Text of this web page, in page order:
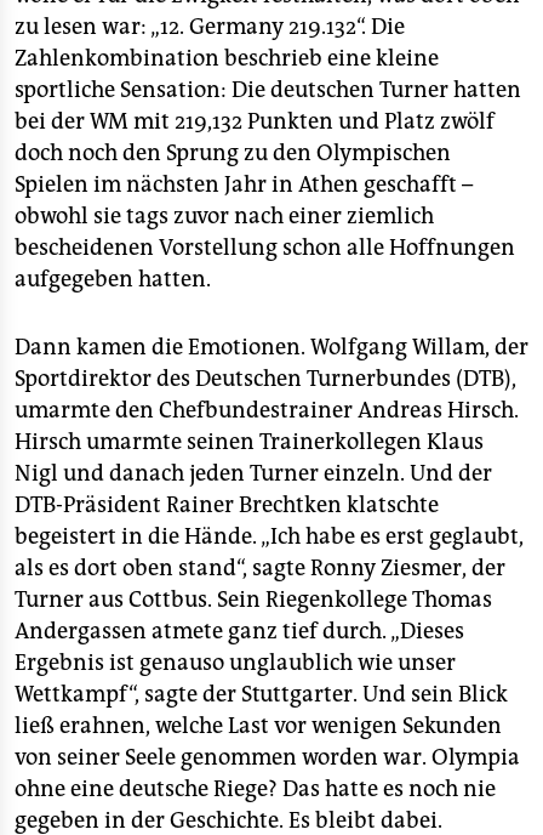
fragen & hilfe
unterstützen
abo
genossenschaft
epaper login
zu lesen war: „12. Germany 219.132“. Die
Zahlenkombination beschrieb eine kleine
sportliche Sensation: Die deutschen Turner hatten
bei der WM mit 219,132 Punkten und Platz zwölf
doch noch den Sprung zu den Olympischen
Spielen im nächsten Jahr in Athen geschafft –
obwohl sie tags zuvor nach einer ziemlich
bescheidenen Vorstellung schon alle Hoffnungen
aufgegeben hatten.
Dann kamen die Emotionen. Wolfgang Willam, der
Sportdirektor des Deutschen Turnerbundes (DTB),
umarmte den Chefbundestrainer Andreas Hirsch.
Hirsch umarmte seinen Trainerkollegen Klaus
Nigl und danach jeden Turner einzeln. Und der
DTB-Präsident Rainer Brechtken klatschte
begeistert in die Hände. „Ich habe es erst geglaubt,
als es dort oben stand“, sagte Ronny Ziesmer, der
Turner aus Cottbus. Sein Riegenkollege Thomas
Andergassen atmete ganz tief durch. „Dieses
Ergebnis ist genauso unglaublich wie unser
Wettkampf“, sagte der Stuttgarter. Und sein Blick
ließ erahnen, welche Last vor wenigen Sekunden
von seiner Seele genommen worden war. Olympia
ohne eine deutsche Riege? Das hatte es noch nie
gegeben in der Geschichte. Es bleibt dabei.